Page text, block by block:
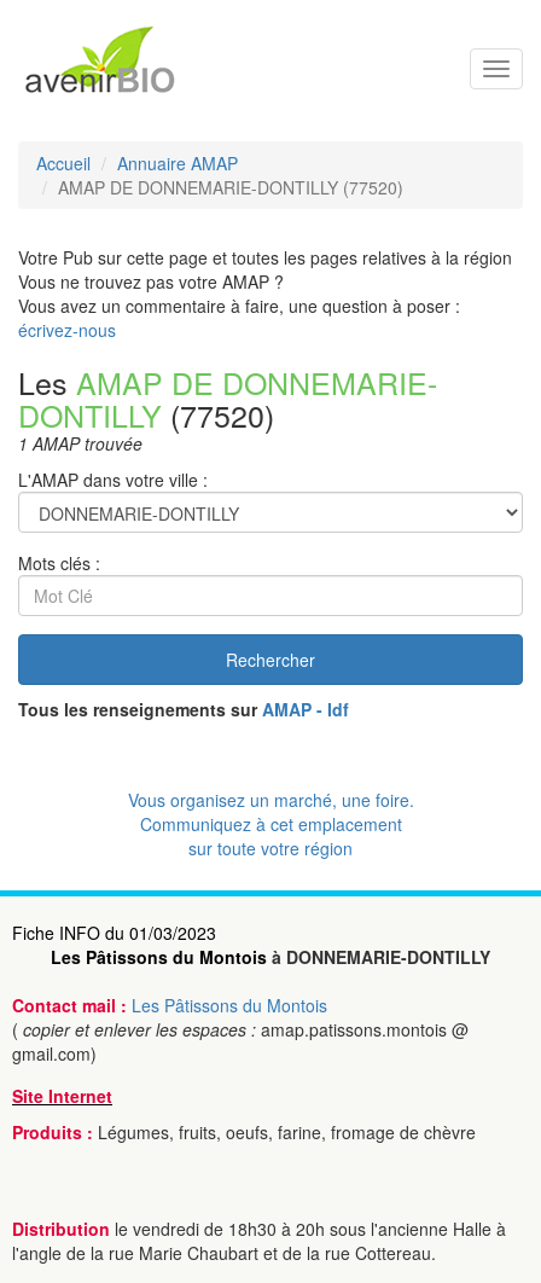
Accueil
Annuaire AMAP
AMAP DE DONNEMARIE-DONTILLY (77520)
Votre Pub sur cette page et toutes les pages relatives à la région
Vous ne trouvez pas votre AMAP ?
Vous avez un commentaire à faire, une question à poser :
écrivez-nous
Les AMAP DE DONNEMARIE-
DONTILLY (77520)
1 AMAP trouvée
L'AMAP dans votre ville :
Mots clés :
Rechercher
Tous les renseignements surAMAP - Idf
Vous organisez un marché, une foire.
Communiquez à cet emplacement
sur toute votre région
Fiche INFO du 01/03/2023
Les Pâtissons du Montois à DONNEMARIE-DONTILLY
Contact mail : Les Pâtissons du Montois
( copier et enlever les espaces : amap.patissons.montois @
gmail.com)
Site Internet
Produits : Légumes, fruits, oeufs, farine, fromage de chèvre
Distribution le vendredi de 18h30 à 20h sous l'ancienne Halle à
l'angle de la rue Marie Chaubart et de la rue Cottereau.